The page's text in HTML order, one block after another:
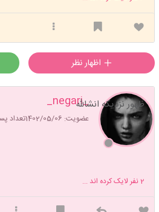
_negari_
عضویت: 1402/05/06 تعداد
ظهور نزدیکه انشالله
2نفر لایک کرده اند ...